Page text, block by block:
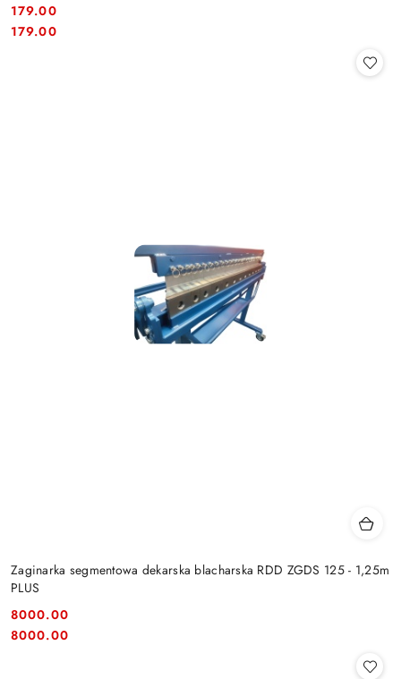
Cena:
179.00
Cena:
179.00
Zaginarka segmentowa dekarska blacharska RDD ZGDS 125 - 1,25m
PLUS
Cena:
8000.00
Cena:
8000.00